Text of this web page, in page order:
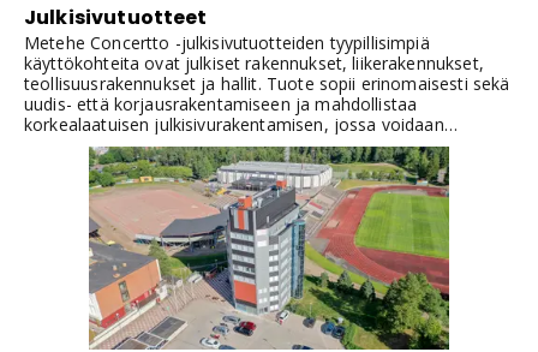
Julkisivutuotteet
Metehe Concertto -julkisivutuotteiden tyypillisimpiä
käyttökohteita ovat julkiset rakennukset, liikerakennukset,
teollisuusrakennukset ja hallit. Tuote sopii erinomaisesti sekä
uudis- että korjausrakentamiseen ja mahdollistaa
korkealaatuisen julkisivurakentamisen, jossa voidaan
joustavasti yhdistellä eri materiaaleja ja muotoja.
Kiinnitysalustana voidaan käyttää teräsrankaa tai
puukoolausta. Tuotteet suunnitellaan, mitoitetaan ja
valmistetaan projektikohtaisesti.